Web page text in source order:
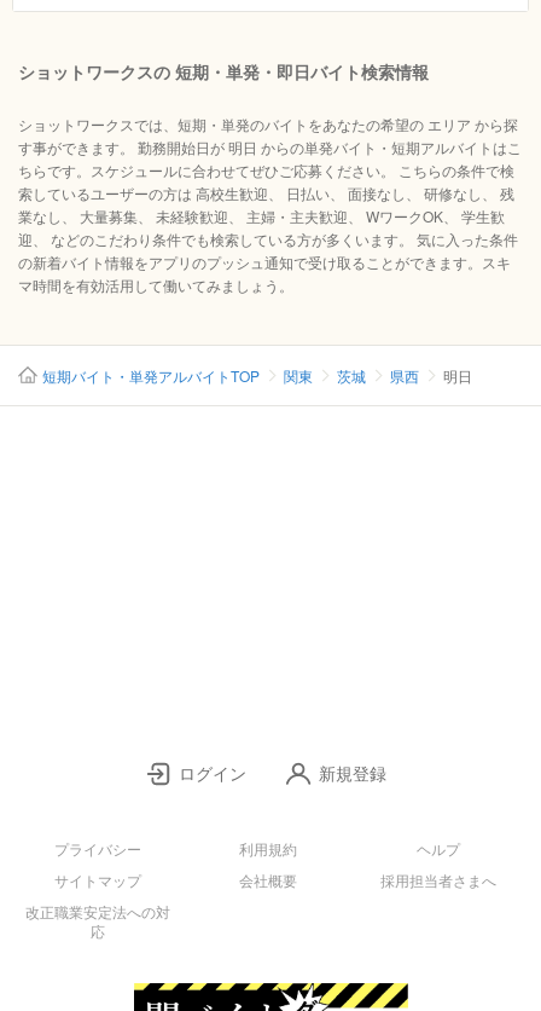
ショットワークスの 短期・単発・即日バイト検索情報
ショットワークスでは、短期・単発のバイトをあなたの希望の エリア から探
す事ができます。 勤務開始日が 明日 からの単発バイト・短期アルバイトはこ
ちらです。スケジュールに合わせてぜひご応募ください。 こちらの条件で検
索しているユーザーの方は 高校生歓迎、 日払い、 面接なし、 研修なし、 残
業なし、 大量募集、 未経験歓迎、 主婦・主夫歓迎、 WワークOK、 学生歓
迎、 などのこだわり条件でも検索している方が多くいます。 気に入った条件
の新着バイト情報をアプリのプッシュ通知で受け取ることができます。スキ
マ時間を有効活用して働いてみましょう。
短期バイト・単発アルバイトTOP 関東 茨城 県西 明日
ログイン 新規登録
プライバシー 利用規約
ヘルプ
サイトマップ
会社概要
採用担当者さまへ
改正職業安定法への対
応